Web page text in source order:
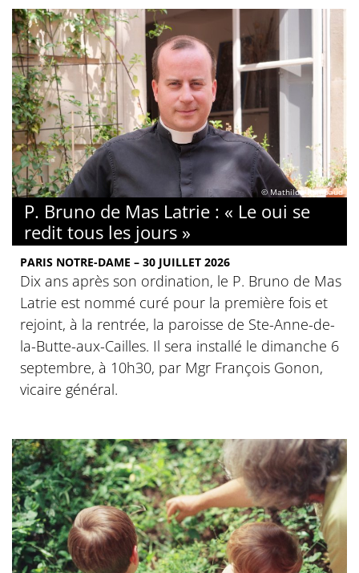
© Mathilde Rambaud
P. Bruno de Mas Latrie : « Le oui se
redit tous les jours »
PARIS NOTRE-DAME – 30 JUILLET 2026
Dix ans après son ordination, le P. Bruno de Mas
Latrie est nommé curé pour la première fois et
rejoint, à la rentrée, la paroisse de Ste-Anne-de-
la-Butte-aux-Cailles. Il sera installé le dimanche 6
septembre, à 10h30, par Mgr François Gonon,
vicaire général.